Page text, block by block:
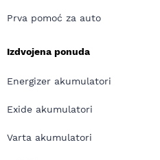
Prva pomoć za auto
Izdvojena ponuda
Energizer akumulatori
Exide akumulatori
Varta akumulatori